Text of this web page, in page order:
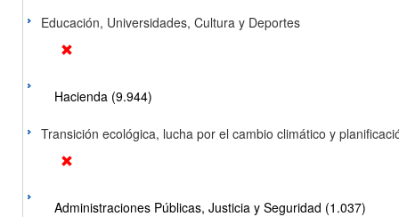
Educación, Universidades, Cultura y Deportes
Hacienda (9.944)
Transición ecológica, lucha por el cambio climático y
Administraciones Públicas, Justicia y Seguridad (1.037)